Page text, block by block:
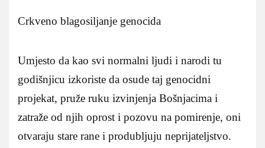
Crkveno blagosiljanje genocida
Umjesto da kao svi normalni ljudi i narodi tu
godišnjicu izkoriste da osude taj genocidni
projekat, pruže ruku izvinjenja Bošnjacima i
zatraže od njih oprost i pozovu na pomirenje, oni
otvaraju stare rane i produbljuju neprijateljstvo.